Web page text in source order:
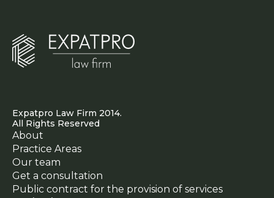
Expatpro Law Firm 2014.
All Rights Reserved
About
Practice Areas
Our team
Get a consultation
Public contract for the provision of services